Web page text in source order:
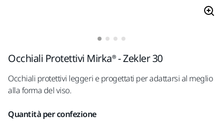
Occhiali Protettivi Mirka® - Zekler 30
Occhiali protettivi leggeri e progettati per adattarsi al meglio
alla forma del viso.
Quantità per confezione